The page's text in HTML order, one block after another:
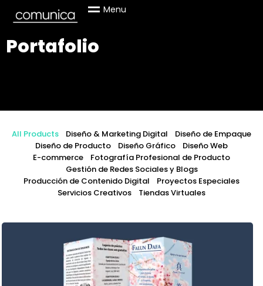
Menu
Portafolio
All Products Diseño & Marketing Digital
Diseño de Empaque
Diseño de Producto
Diseño Gráfico
Diseño Web
E-commerce
Fotografía Profesional de Producto
Gestión de Redes Sociales y Blogs
Producción de Contenido Digital
Proyectos Especiales
Servicios Creativos
Tiendas Virtuales